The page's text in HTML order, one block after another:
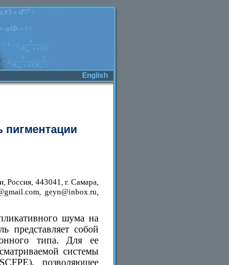
English
пигментации
Россия, 443041, г. Самара,
geyn@inbox.ru,
шума на
представляет собой
типа. Для ее
системы
позволяющее